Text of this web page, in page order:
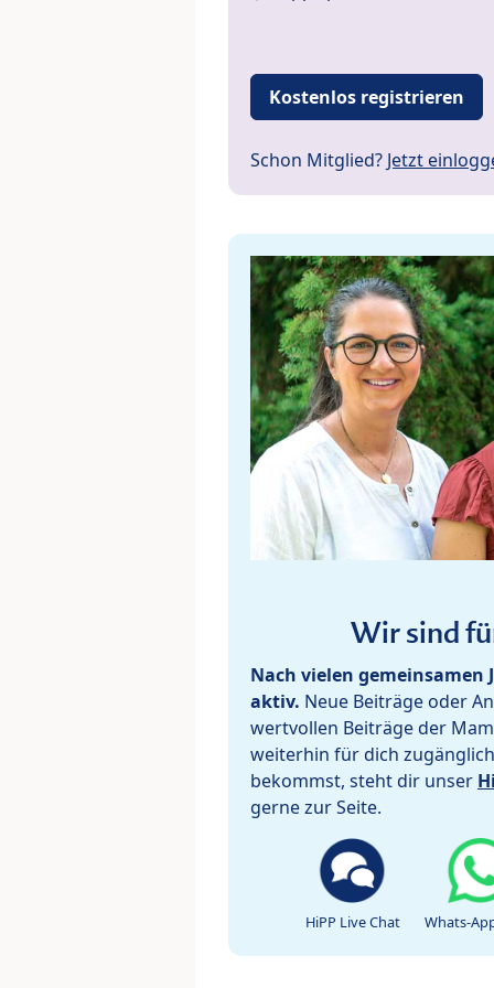
Kostenlos registrieren
Schon Mitglied? Jetzt
Wir sind
Nach vielen
aktiv. Neue Beiträge oder
wertvollen Beiträge der
weiterhin für dich
bekommst, steht dir unser
gerne zur Seite.
HiPP Live Chat Whats-